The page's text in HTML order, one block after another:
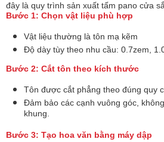
đây là quy trình sản xuất tấm pano cửa
Bước 1: Chọn vật liệu phù hợp
Vật liệu thường là tôn mạ kẽm
Độ dày tùy theo nhu cầu: 0.7zem,
Bước 2: Cắt tôn theo kích thước
Tôn được cắt phẳng theo đúng quy
Đảm bảo các cạnh vuông góc,
khung.
Bước 3: Tạo hoa văn bằng máy dập